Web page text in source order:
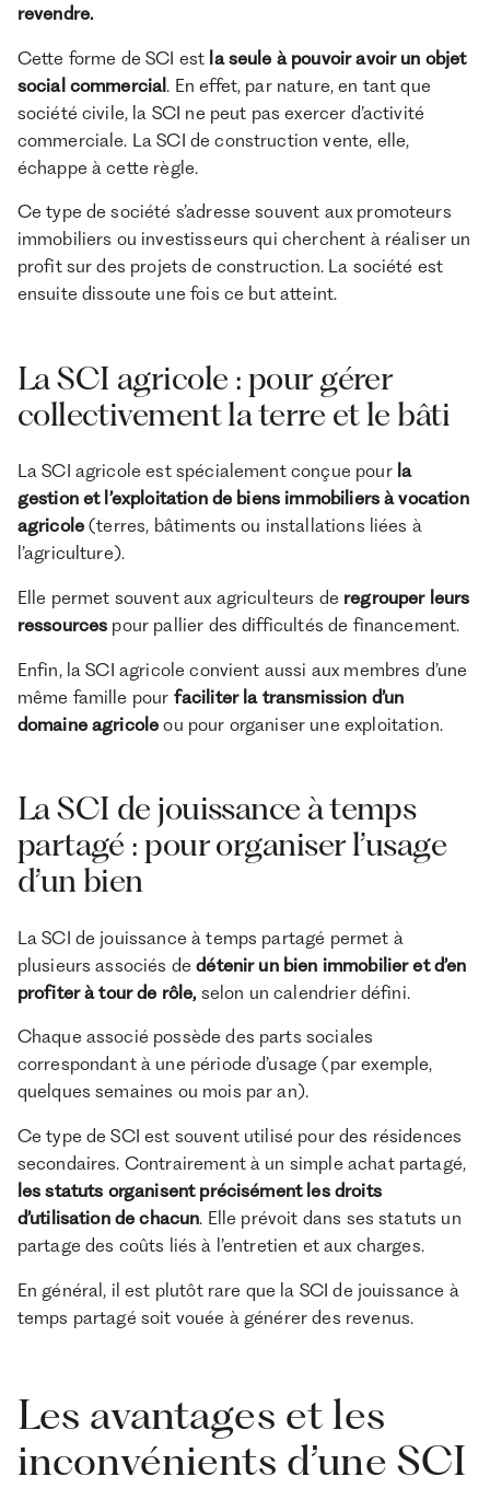
revendre.
Cette forme de SCI est la seule à pouvoir avoir un objet
social commercial. En effet, par nature, en tant que
société civile, la SCI ne peut pas exercer d’activité
commerciale. La SCI de construction vente, elle,
échappe à cette règle.
Ce type de société s’adresse souvent aux promoteurs
immobiliers ou investisseurs qui cherchent à réaliser un
profit sur des projets de construction. La société est
ensuite dissoute une fois ce but atteint.
La SCI agricole : pour gérer
collectivement la terre et le bâti
La SCI agricole est spécialement conçue pourla
gestion et l’exploitation de biens immobiliers à vocation
agricole (terres, bâtiments ou installations liées à
l’agriculture).
Elle permet souvent aux agriculteurs de regrouper leurs
ressources pour pallier des difficultés de financement.
Enfin, la SCI agricole convient aussi aux membres d’une
même famille pour faciliter la transmission d’un
domaine agricole ou pour organiser une exploitation.
La SCI de jouissance à temps
partagé : pour organiser l’usage
d’un bien
La SCI de jouissance à temps partagé permet à
plusieurs associés dedétenir un bien immobilier et d’en
profiter à tour de rôle, selon un calendrier défini.
Chaque associé possède des parts sociales
correspondant à une période d’usage (par exemple,
quelques semaines ou mois par an).
Ce type de SCI est souvent utilisé pour des résidences
secondaires. Contrairement à un simple achat partagé,
les statuts organisent précisément les droits
d’utilisation de chacun. Elle prévoit dans ses statuts un
partage des coûts liés à l’entretien et aux charges.
En général, il est plutôt rare que la SCI de jouissance à
temps partagé soit vouée à générer des revenus.
Les avantages et les
inconvénients d’une SCI